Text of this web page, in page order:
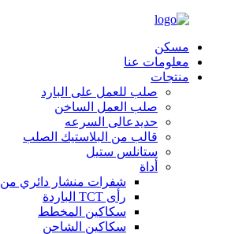
مسكن
معلومات عنا
منتجات
صلب للعمل على البارد
صلب العمل الساخن
حديدعالى السرعه
قالب من البلاستيك الصلب
ستانلس ستيل
أداة
شفرات منشار دائري من HSS
رأى TCT الباردة
سكاكين المخطط
سكاكين الشاحن